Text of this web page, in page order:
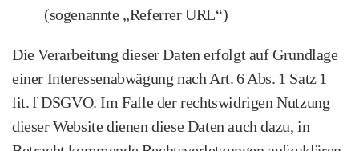
(sogenannte „Referrer URL“)
Die Verarbeitung dieser Daten erfolgt auf Grundlage
einer Interessenabwägung nach Art. 6 Abs. 1 Satz 1
lit. f DSGVO. Im Falle der rechtswidrigen Nutzung
dieser Website dienen diese Daten auch dazu, in